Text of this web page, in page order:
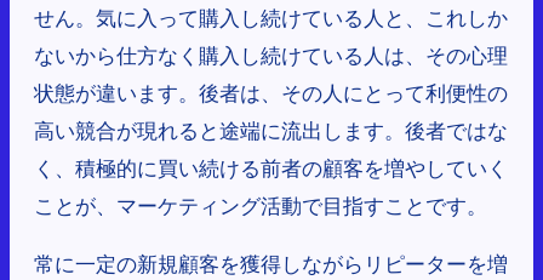
せん。気に入って購入し続けている人と、これしか
ないから仕方なく購入し続けている人は、その心理
状態が違います。後者は、その人にとって利便性の
高い競合が現れると途端に流出します。後者ではな
く、積極的に買い続ける前者の顧客を増やしていく
ことが、マーケティング活動で目指すことです。
常に一定の新規顧客を獲得しながらリピーターを増